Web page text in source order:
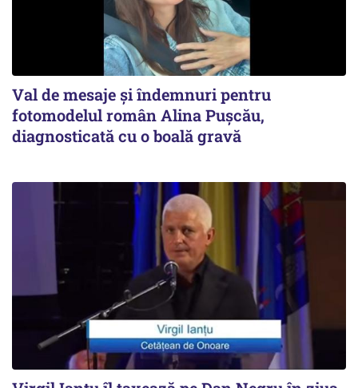
Val de mesaje și îndemnuri pentru
fotomodelul român Alina Pușcău,
diagnosticată cu o boală gravă